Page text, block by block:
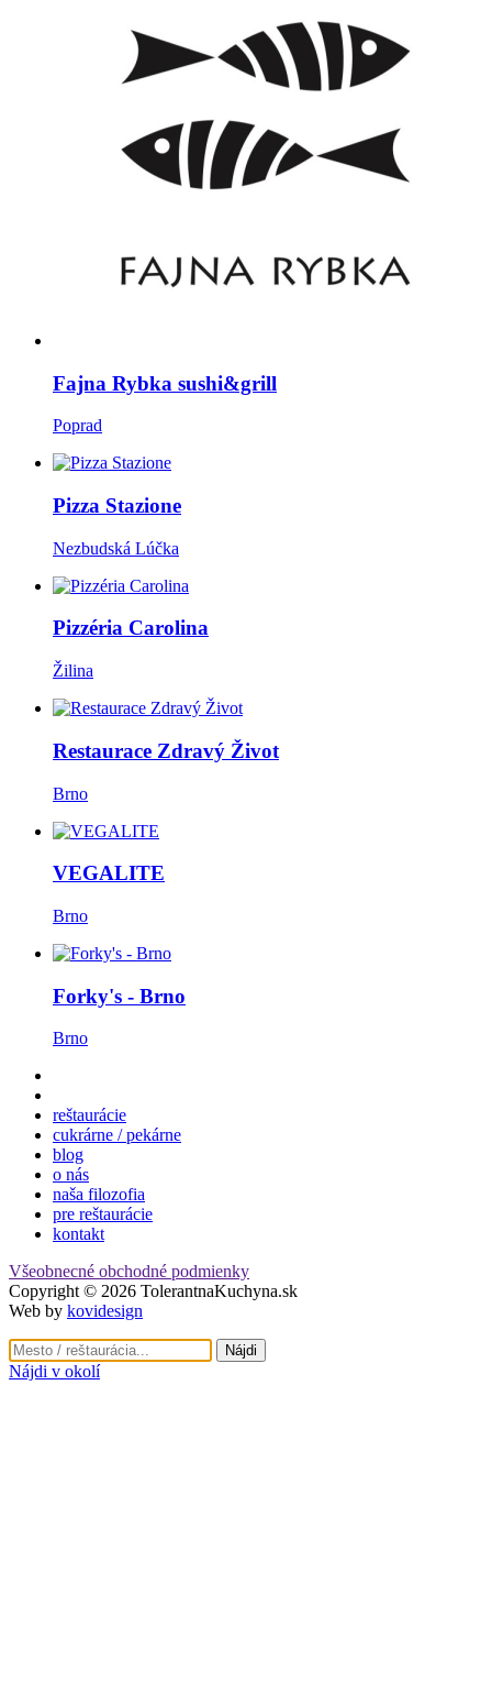
Fajna Rybka sushi&grill
Poprad
Pizza Stazione
Nezbudská Lúčka
Pizzéria Carolina
Žilina
Restaurace Zdravý Život
Brno
VEGALITE
Brno
Forky's - Brno
Brno
reštaurácie
cukrárne / pekárne
blog
o nás
naša filozofia
pre reštaurácie
kontakt
Všeobnecné obchodné podmienky
Copyright © 2026 TolerantnaKuchyna.sk
Web by kovidesign
Nájdi v okolí